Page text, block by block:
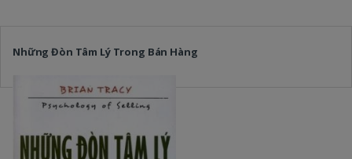
Những Đòn Tâm Lý Trong Bán Hàng